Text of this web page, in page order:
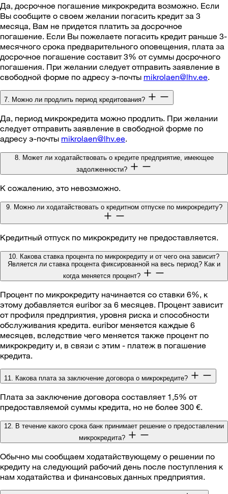
Да, досрочное погашение микрокредита возможно. Если
Вы сообщите о своем желании погасить кредит за 3
месяца, Вам не придется платить за досрочное
погашение. Если Вы пожелаете погасить кредит раньше 3-
месячного срока предварительного оповещения, плата за
досрочное погашение составит 3% от суммы досрочного
погашения. При желании следует отправить заявление в
свободной форме по адресу э-почты mikrolaen@lhv.ee.
7. Можно ли продлить период кредитования?
Да, период микрокредита можно продлить. При желании
следует отправить заявление в свободной форме по
адресу э-почты mikrolaen@lhv.ee.
8. Может ли ходатайствовать о кредите предприятие, имеющее
задолженности?
К сожалению, это невозможно.
9. Можно ли ходатайствовать о кредитном отпуске по микрокредиту?
Кредитный отпуск по микрокредиту не предоставляется.
10. Какова ставка процента по микрокредиту и от чего она зависит?
Является ли ставка процента фиксированной на весь период? Как и
когда меняется процент?
Процент по микрокредиту начинается со ставки 6%, к
этому добавляется euribor за 6 месяцев. Процент зависит
от профиля предприятия, уровня риска и способности
обслуживания кредита. euribor меняется каждые 6
месяцев, вследствие чего меняется также процент по
микрокредиту и, в связи с этим - платеж в погашение
кредита.
11. Какова плата за заключение договора о микрокредите?
Плата за заключение договора составляет 1,5% от
предоставляемой суммы кредита, но не более 300 €.
12. В течение какого срока банк принимает решение о предоставлении
микрокредита?
Обычно мы сообщаем ходатайствующему о решении по
кредиту на следующий рабочий день после поступления к
нам ходатайства и финансовых данных предприятия.